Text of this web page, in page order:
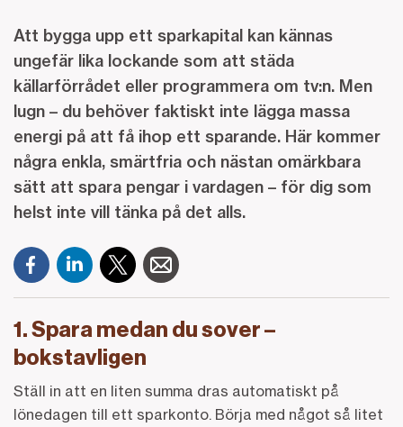
Att bygga upp ett sparkapital kan kännas
ungefär lika lockande som att städa
källarförrådet eller programmera om tv:n. Men
lugn – du behöver faktiskt inte lägga massa
energi på att få ihop ett sparande. Här kommer
några enkla, smärtfria och nästan omärkbara
sätt att spara pengar i vardagen – för dig som
helst inte vill tänka på det alls.
1. Spara medan du sover –
bokstavligen
Ställ in att en liten summa dras automatiskt på
lönedagen till ett sparkonto. Börja med något så litet